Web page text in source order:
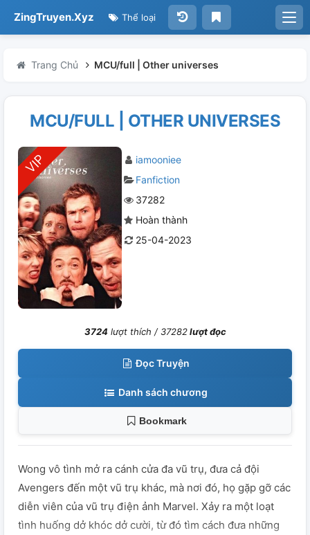
ZingTruyen.Xyz Thể loại
Trang Chủ MCU/full | Other universes
MCU/FULL | OTHER UNIVERSES
iamooniee
Fanfiction
37282
Hoàn thành
25-04-2023
3724 lượt thích /37282lượt đọc
Đọc Truyện
Danh sách chương
Bookmark
Wong vô tình mở ra cánh cửa đa vũ trụ, đưa cả đội
Avengers đến một vũ trụ khác, mà nơi đó, họ gặp gỡ các
diễn viên của vũ trụ điện ảnh Marvel. Xảy ra một loạt
tình huống dở khóc dở cười, từ đó tìm cách đưa những